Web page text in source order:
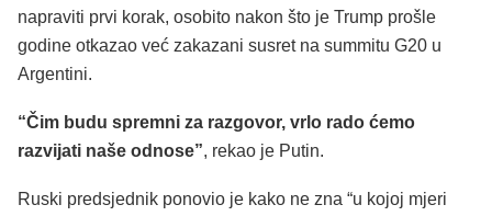
napraviti prvi korak, osobito nakon što je Trump prošle
godine otkazao već zakazani susret na summitu G20 u
Argentini.
“Čim budu spremni za razgovor, vrlo rado ćemo
razvijati naše odnose”, rekao je Putin.
Ruski predsjednik ponovio je kako ne zna “u kojoj mjeri